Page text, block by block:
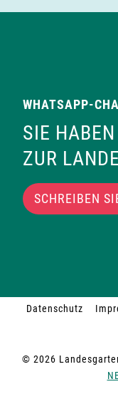
WHATSAPP-
SIE
ZUR
SCHREIBEN
© 2026
Datenschutz